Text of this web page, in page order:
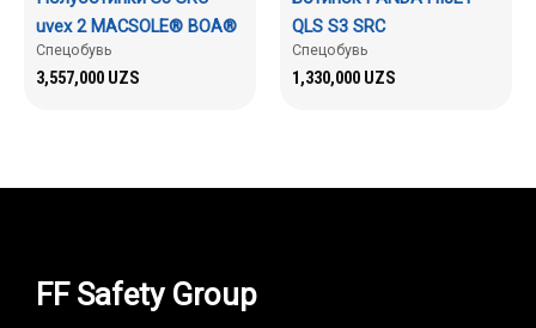
uvex 2 MACSOLE® BOA®
Спецобувь
3,557,000 UZS
QLS S3 SRC
Спецобувь
1,330,000 UZS
FF Safety Group